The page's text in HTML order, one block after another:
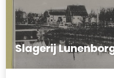
Slagerij